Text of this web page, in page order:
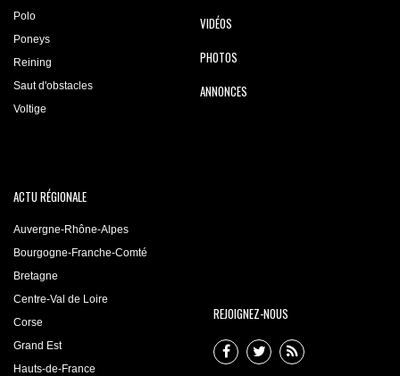
Polo
Poneys
Reining
Saut d'obstacles
Voltige
VIDÉOS
PHOTOS
ANNONCES
ACTU RÉGIONALE
Auvergne-Rhône-Alpes
Bourgogne-Franche-Comté
Bretagne
Centre-Val de Loire
Corse
Grand Est
Hauts-de-France
REJOIGNEZ-NOUS